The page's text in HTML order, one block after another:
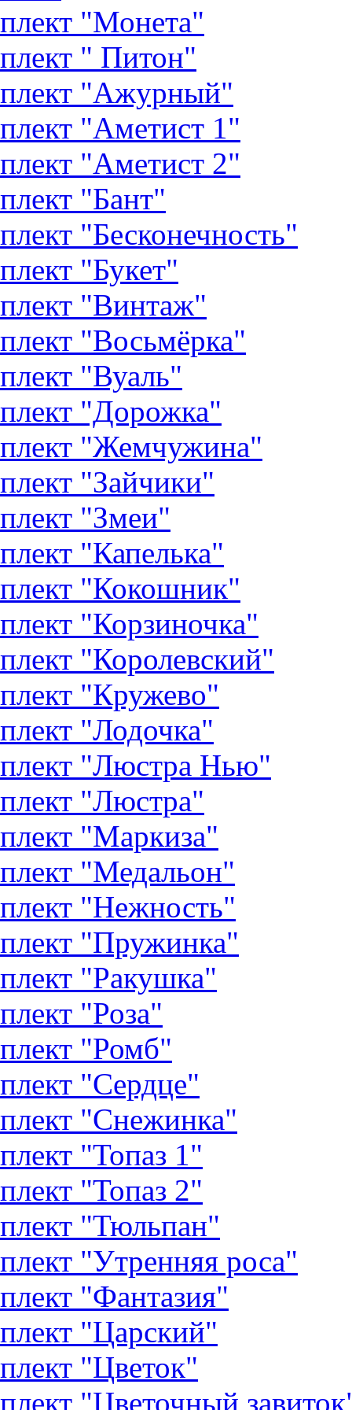
"Монета"
" Питон"
"Ажурный"
"Аметист 1"
"Аметист 2"
"Бант"
"Бесконечность"
"Букет"
"Винтаж"
"Восьмёрка"
"Вуаль"
"Дорожка"
"Жемчужина"
"Зайчики"
"Змеи"
"Капелька"
"Кокошник"
"Корзиночка"
"Королевский"
"Кружево"
"Лодочка"
"Люстра Нью"
"Люстра"
"Маркиза"
"Медальон"
"Нежность"
"Пружинка"
"Ракушка"
"Роза"
"Ромб"
"Сердце"
"Снежинка"
"Топаз 1"
"Топаз 2"
"Тюльпан"
"Утренняя роса"
"Фантазия"
"Царский"
"Цветок"
"Цветочный